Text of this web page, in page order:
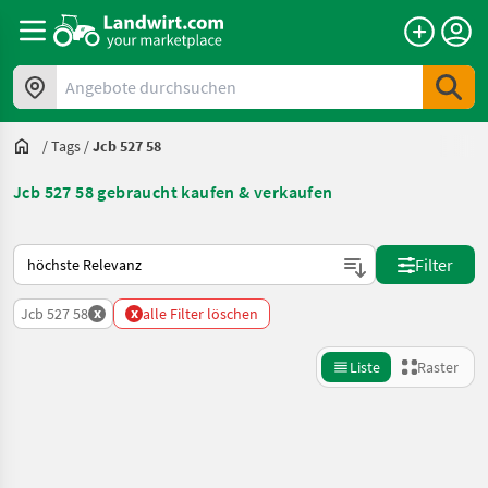
Angebote durchsuchen
/Tags /Jcb 527 58
Jcb 527 58 gebraucht kaufen & verkaufen
So wird auf Landwirt.com sortiert
Filter
Jcb 527 58 x x alle Filter löschen
Liste Raster